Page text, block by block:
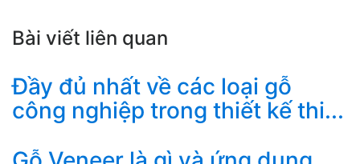
Bài viết liên quan
Đầy đủ nhất về các loại gỗ
công nghiệp trong thiết kế thi...